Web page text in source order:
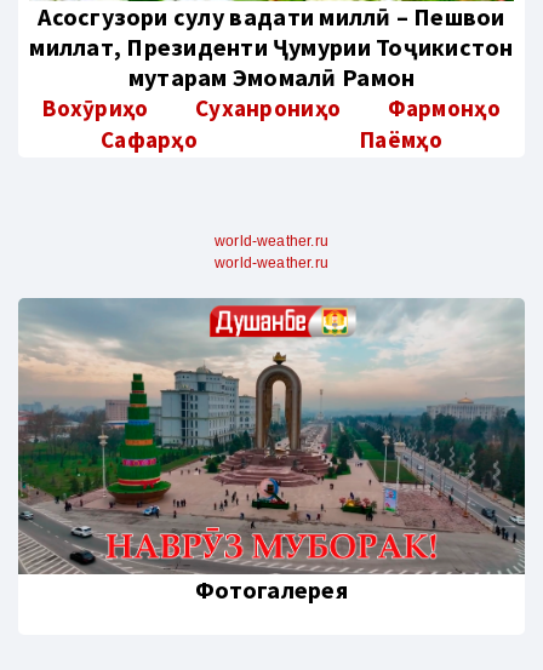
Aсосгузори сулҳу ваҳдати миллӣ – Пешвои
миллат, Президенти Ҷумҳурии Тоҷикистон
муҳтарам Эмомалӣ Раҳмон
Вохӯриҳо Суханрониҳо
Фармонҳо
Сафарҳо
Паёмҳо
world-weather.ru
world-weather.ru
Фотогалерея